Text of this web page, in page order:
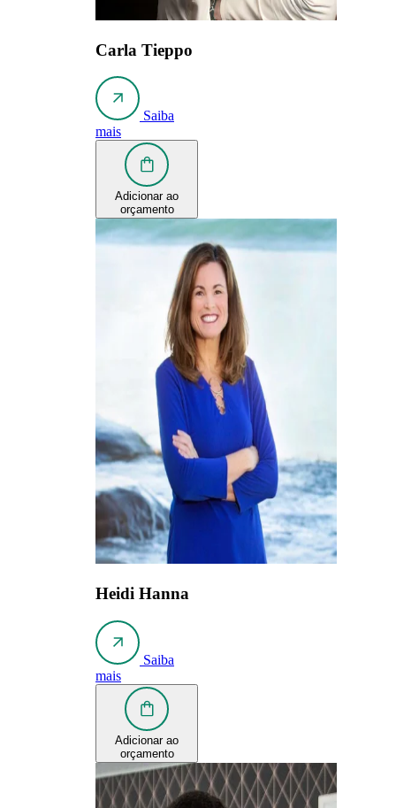
Carla Tieppo
Saiba
mais
Adicionar ao
orçamento
Heidi Hanna
Saiba
mais
Adicionar ao
orçamento